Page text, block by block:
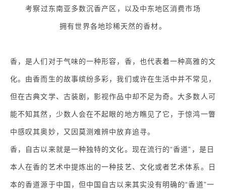
考察过东南亚多数沉香产区，以及中东地区消费市场
拥有世界各地珍稀天然的香材。
香，是人们对于气味的一种形容，香，也代表着一种高雅的文
化。由香而生的故事缤纷多彩，我们或许在生活中并不常见，
但在古典文学、古装剧，影视作品中却不足为奇。大多数人可
能不知其然，少数人会在不起眼的地方瞧见了它，于惊鸿一瞥
中感叹其奥妙，又因莫测难辨中放弃追寻。
香，自古以来就是一种独特的文化。现在流行的“香道”，是日
本人在香的艺术中提炼出的一种技艺、文化或者艺术体系。日
本的香道源于中国，但中国自古以来其实没有明确的“香道”一